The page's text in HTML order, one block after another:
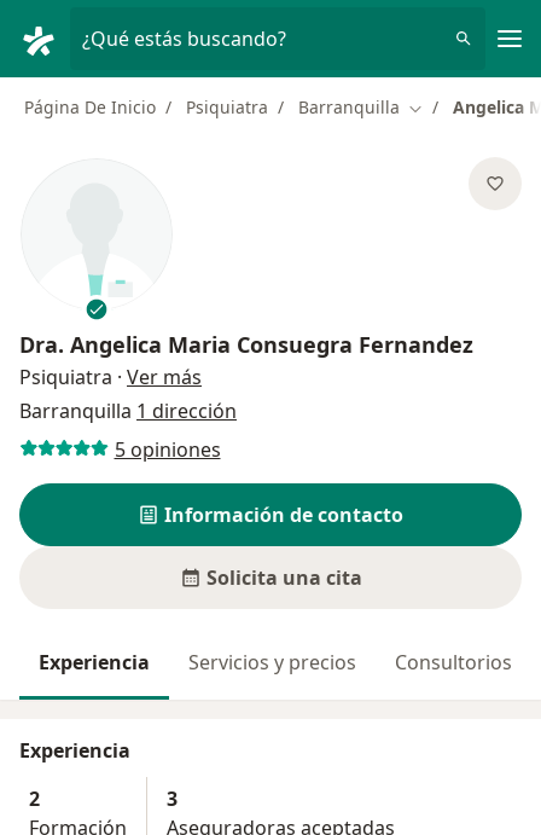
¿Qué estás buscando?
Página De Inicio Psiquiatra Barranquilla Cambiar de
Angelica
Dra. Angelica Maria Consuegra Fernandez
Psiquiatra · Ver más
Barranquilla 1 dirección
5 opiniones
Información de contacto
Solicita una cita
Experiencia Servicios y precios Consultorios
Experiencia
2
Formación
3
Aseguradoras aceptadas